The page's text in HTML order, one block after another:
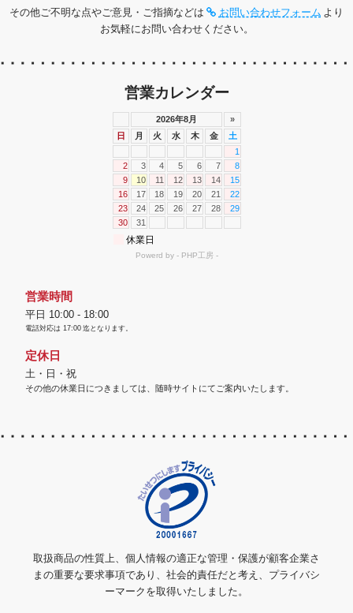
その他ご不明な点やご意見・ご指摘などは お問い合わせフォーム より
お気軽にお問い合わせください。
営業カレンダー
営業時間
平日 10:00 - 18:00
電話対応は 17:00 迄となります。
定休日
土・日・祝
その他の休業日につきましては、随時サイトにてご案内いたします。
取扱商品の性質上、個人情報の適正な管理・保護が顧客企業さ
まの重要な要求事項であり、社会的責任だと考え、プライバシ
ーマークを取得いたしました。